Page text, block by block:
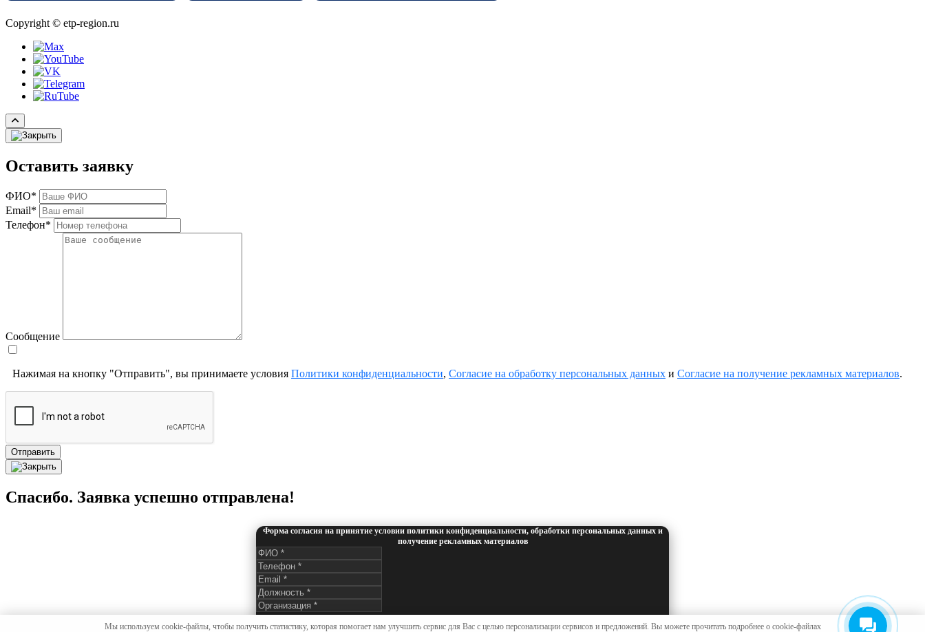
Мы используем cookie-файлы, чтобы получить статистику, которая помогает нам улучшить сервис для Вас с целью персонализации сервисов и предложений. Вы можете прочитать подробнее о cookie-файлах
Copyright © etp-region.ru
Оставить заявку
ФИО*
Email*
Телефон*
Сообщение
Нажимая на кнопку "Отправить", вы принимаете условия Политики конфиденциальности, Согласие на обработку персональных данных и Согласие на получение рекламных материалов.
Отправить
Спасибо. Заявка успешно отправлена!
Форма согласия на принятие условии политики конфиденциальности, обработки персональных данных и
получение рекламных материалов
Нажимая на кнопку «СОГЛАСЕН», вы принимаете условияПолитики конфиденциальности,Согласие на обработку